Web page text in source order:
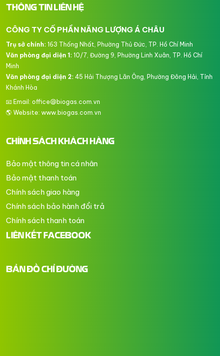
THÔNG TIN LIÊN HỆ
CÔNG TY CỔ PHẦN NĂNG LƯỢNG Á CHÂU
Trụ sở chính: 163 Thống Nhất, Phường Thủ Đức, TP. Hồ Chí Minh
Văn phòng đại diện 1: 10/7, Đường 9, Phường Linh Xuân, TP. Hồ Chí
Minh
Văn phòng đại diện 2: 45 Hải Thượng Lãn Ông, Phường Đông Hải, Tỉnh
Khánh Hòa
📧 Email: office@biogas.com.vn
🌎 Website: www.biogas.com.vn
CHÍNH SÁCH KHÁCH HÀNG
Bảo mật thông tin cá nhân
Bảo mật thanh toán
Chính sách giao hàng
Chính sách bảo hành đổi trả
Chính sách thanh toán
LIÊN KẾT FACEBOOK
BẢN ĐỒ CHỈ ĐƯỜNG